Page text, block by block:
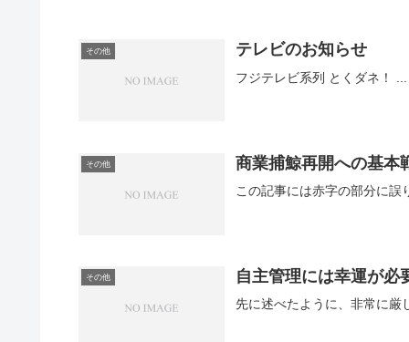
その他 テレビのお知らせ
その他 商業捕鯨再開への基本
その他 自主管理には幸運が必